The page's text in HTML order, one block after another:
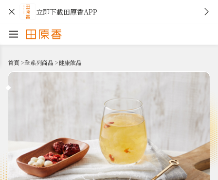
立即下載田原香APP
首頁>全系列商品 >健康飲品